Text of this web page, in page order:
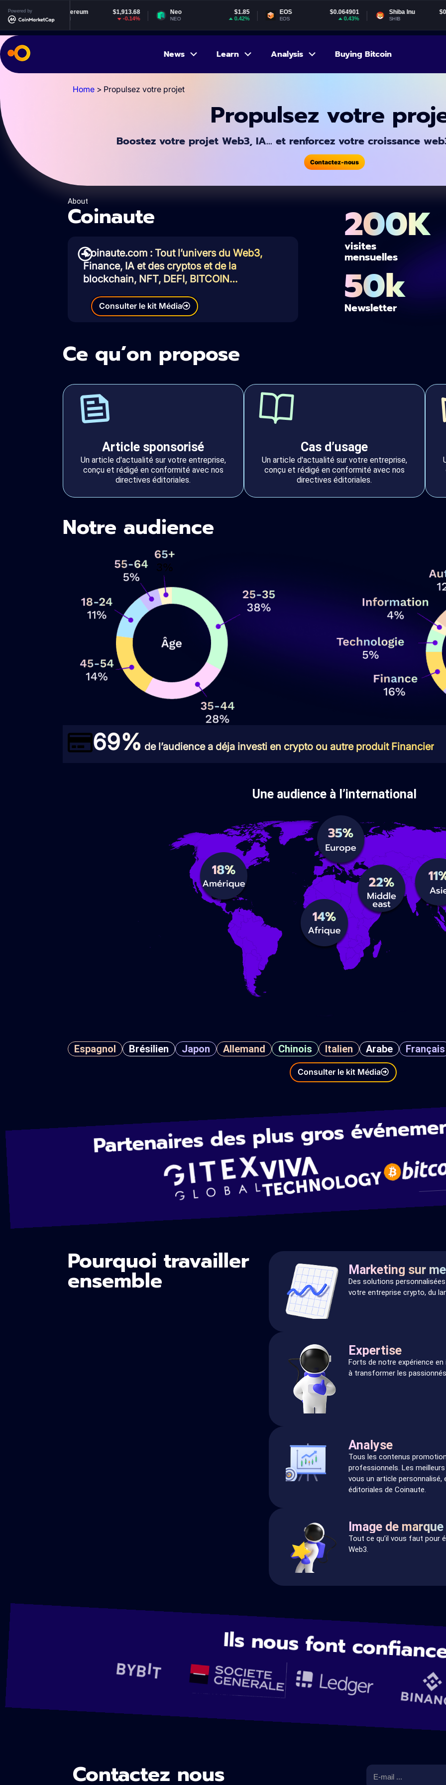
Powered by
Ethereum $1,913.68
ETH -0.14%
Neo $1.85
NEO 0.42%
EOS $0.064901
EOS
Shiba Inu $0.000005
SHIB -0.98%
News Learn Analysis Buying Bitcoin
Home > Propulsez votre projet
Propulsez votre
Boostez votre projet Web3, IA… et renforcez votre croissance
Contactez-nous
About
Coinaute
Coinaute.com : Tout l’univers du Web3,
Finance, IA et des cryptos et de la
blockchain, NFT, DEFI, BITCOIN…
Consulter le kit Média
200K
visites
mensuelles
50k
Newsletter
Ce qu’on propose
Article sponsorisé
Un article d'actualité sur votre entreprise,
conçu et rédigé en conformité avec nos
directives éditoriales.
Cas d’usage
Un article d'actualité sur votre entreprise,
conçu et rédigé en conformité avec nos
directives éditoriales.
Notre audience
69% de l’audience a déja investi en crypto ou autre produit Financier
Une audience à l’international
Espagnol Brésilien Japon Allemand Chinois Italien Arabe Français
Consulter le kit Média
Partenaires des plus gros
Pourquoi travailler
ensemble Marketing sur
Des solutions
votre entreprise crypto, du
Expertise
Forts de notre expérience
à transformer les
Analyse
Tous les contenus
professionnels. Les
vous un article
éditoriales de Coinaute.
Image de marque
Tout ce qu’il vous faut pour
Web3.
Ils nous font
Contactez nous